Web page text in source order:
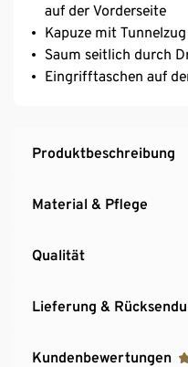
auf der Vorderseite
Kapuze mit
Saum seitlich durch
Eingrifftaschen auf
Produktbeschreibung
Material & Pflege
Qualität
Lieferung &
Kundenbewertungen